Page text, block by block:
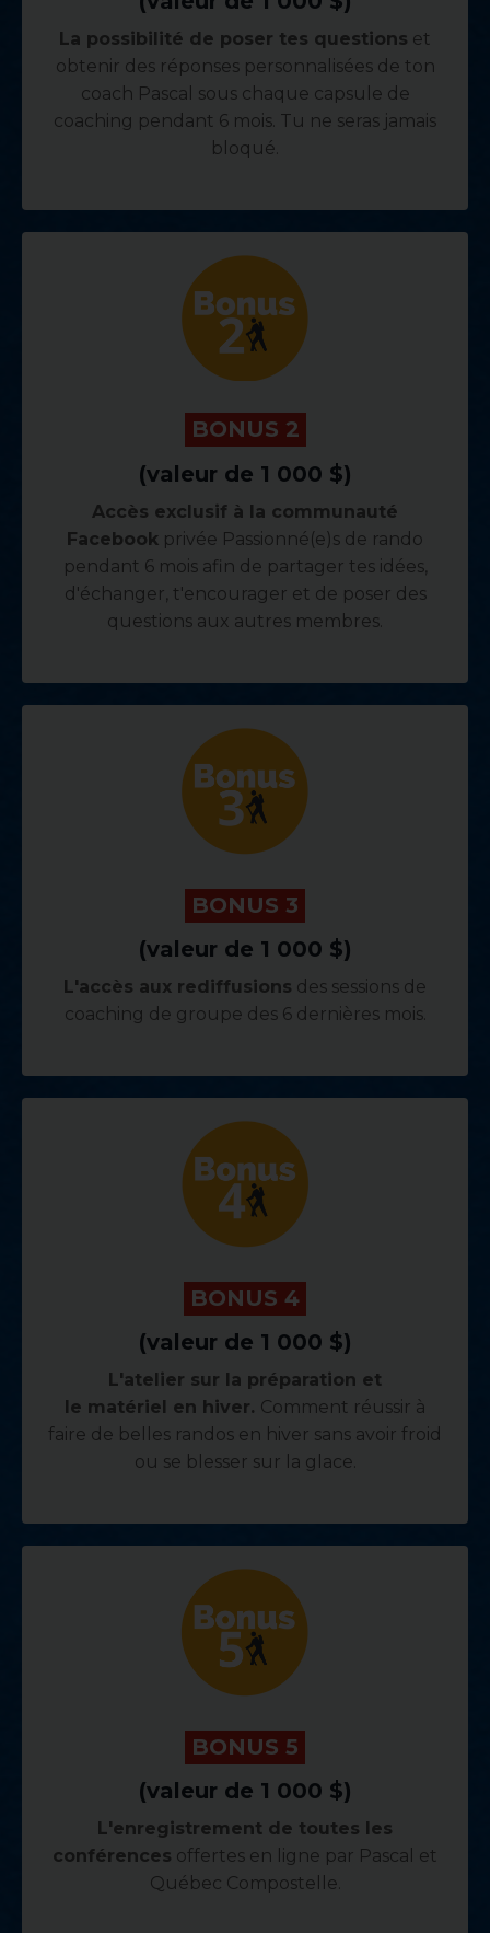
La possibilité de poser tes questions et
obtenir des réponses personnalisées de ton
coach Pascal sous chaque capsule de
coaching pendant 6 mois. Tu ne seras jamais
bloqué.
BONUS 2
(valeur de 1 000 $)
Accès exclusif à la communauté
Facebook privée Passionné(e)s de rando
pendant 6 mois afin de partager tes idées,
d'échanger, t'encourager et de poser des
questions aux autres membres.
BONUS 3
(valeur de 1 000 $)
L'accès aux rediffusions des sessions de
coaching de groupe des 6 dernières mois.
BONUS 4
(valeur de 1 000 $)
L'atelier sur la préparation et
le matériel en hiver. Comment réussir à
faire de belles randos en hiver sans avoir froid
ou se blesser sur la glace.
BONUS 5
(valeur de 1 000 $)
L'enregistrement de toutes les
conférences offertes en ligne par Pascal et
Québec Compostelle.